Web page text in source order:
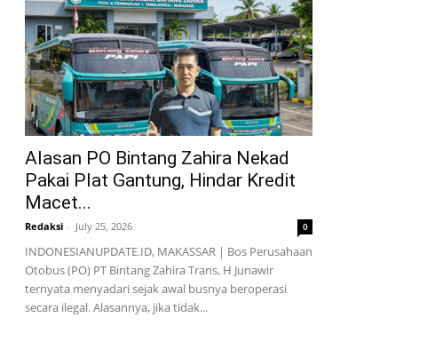
Alasan PO Bintang Zahira Nekad
Pakai Plat Gantung, Hindar Kredit
Macet...
Redaksi - July 25, 2026 0
INDONESIANUPDATE.ID, MAKASSAR | Bos Perusahaan
Otobus (PO) PT Bintang Zahira Trans, H Junawir
ternyata menyadari sejak awal busnya beroperasi
secara ilegal. Alasannya, jika tidak...